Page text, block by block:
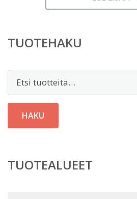
TUOTEHAKU
Etsi:
HAKU
TUOTEALUEET